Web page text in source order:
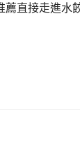
薦直接走進